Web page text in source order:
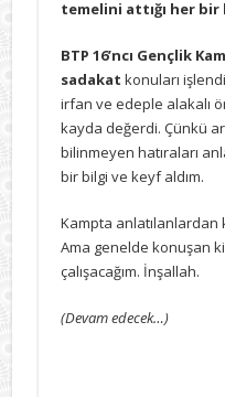
temelini attığı her
BTP 16’ncı Gençlik
sadakat konuları
irfan ve edeple alakalı
kayda değerdi. Çünkü
bilinmeyen hatıraları
bir bilgi ve keyf aldım.
Kampta anlatılanlardan
Ama genelde konuşan
çalışacağım. İnşallah.
(Devam edecek…)